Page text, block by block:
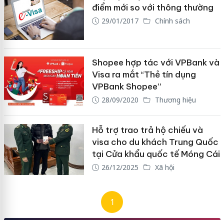
điểm mới so với thông thường
29/01/2017 Chính sách
Shopee hợp tác với VPBank và
Visa ra mắt “Thẻ tín dụng
VPBank Shopee”
28/09/2020 Thương hiệu
Hỗ trợ trao trả hộ chiếu và
visa cho du khách Trung Quốc
tại Cửa khẩu quốc tế Móng Cái
26/12/2025 Xã hội
1